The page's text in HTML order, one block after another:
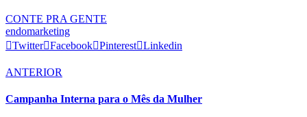
CONTE PRA GENTE
endomarketing
Twitter Facebook Pinterest Linkedin
ANTERIOR
Campanha Interna para o Mês da Mulher